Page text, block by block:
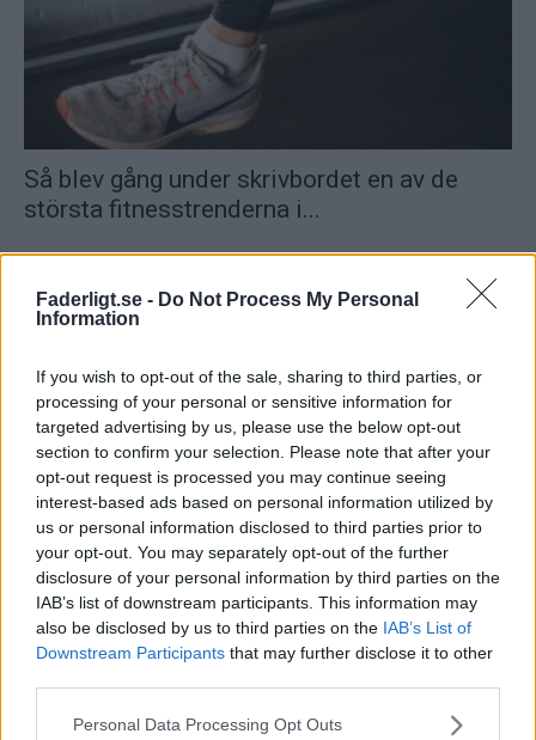
Faderligt.se - Do Not Process My Personal
Information
If you wish to opt-out of the sale, sharing to third parties, or
processing of your personal or sensitive information for
targeted advertising by us, please use the below opt-out
section to confirm your selection. Please note that after your
opt-out request is processed you may continue seeing
interest-based ads based on personal information utilized by
us or personal information disclosed to third parties prior to
your opt-out. You may separately opt-out of the further
disclosure of your personal information by third parties on the
IAB’s list of downstream participants. This information may
also be disclosed by us to third parties on the IAB’s List of
Downstream Participants that may further disclose it to other
Please note that this website/app uses one or more Google
Personal Data Processing Opt Outs
Så blev gång under skrivbordet en av de
största fitnesstrenderna i...
PadelSpecialist har padelutrustning till
både dig och barnen!